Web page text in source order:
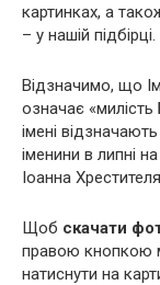
картинках, а
– у нашій підбірці.
Відзначимо, що
означає
імені
іменини в липні
Іоанна
Щоб скачати
правою кнопкою
натиснути на